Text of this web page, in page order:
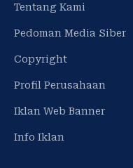
Tentang Kami
Pedoman Media Siber
Copyright
Profil Perusahaan
Iklan Web Banner
Info Iklan